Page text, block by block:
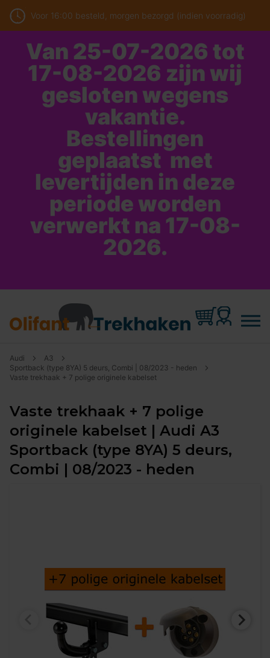
Voor 16:00 besteld, morgen bezorgd (indien voorradig)
Van 25-07-2026 tot
17-08-2026 zijn wij
gesloten wegens
vakantie.
Bestellingen
geplaatst met
levertijden in deze
periode worden
verwerkt na 17-08-
2026.
Audi
A3
Sportback (type 8YA) 5 deurs, Combi | 08/2023 - heden
Vaste trekhaak + 7 polige originele kabelset
Vaste trekhaak + 7 polige
originele kabelset | Audi A3
Sportback (type 8YA) 5 deurs,
Combi | 08/2023 - heden